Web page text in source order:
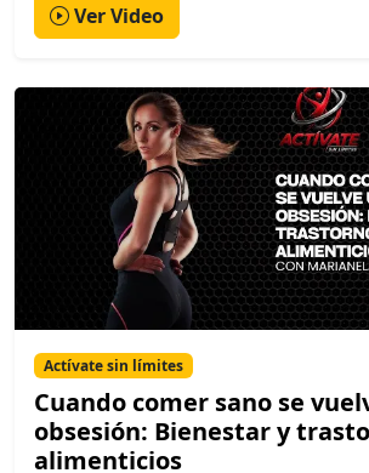
Ver Video
Actívate sin límites
Cuando comer sano se
obsesión: Bienestar y
alimenticios